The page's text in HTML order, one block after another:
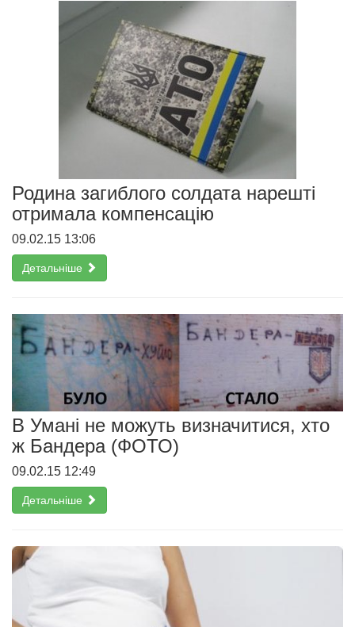
Родина загиблого солдата нарешті
отримала компенсацію
09.02.15 13:06
Детальніше
В Умані не можуть визначитися, хто
ж Бандера (ФОТО)
09.02.15 12:49
Детальніше